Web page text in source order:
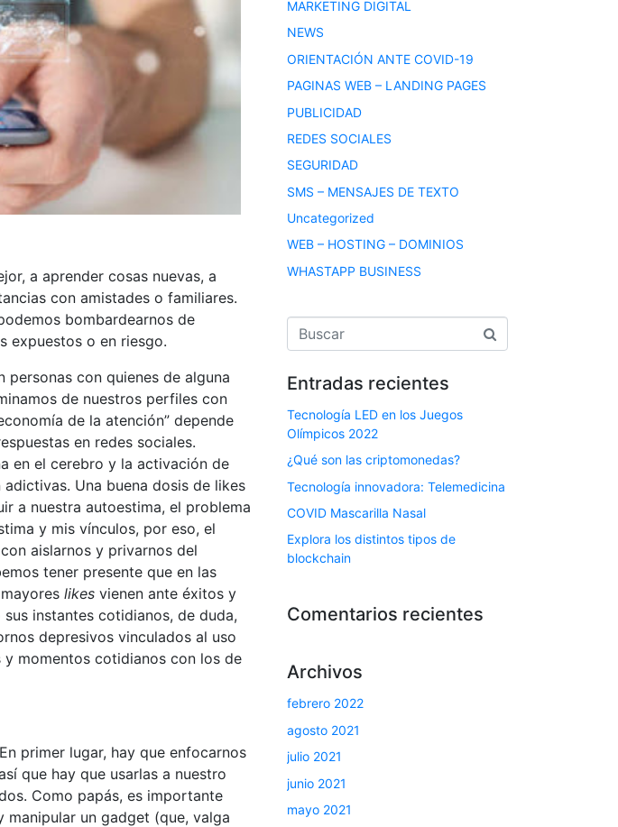
a aprender cosas nuevas, a
con amistades o familiares.
bombardearnos de
expuestos o en riesgo.
con quienes de alguna
de nuestros perfiles con
de la atención” depende
en redes sociales.
en el cerebro y la activación de
Una buena dosis de likes
a nuestra autoestima, el problema
y mis vínculos, por eso, el
aislarnos y privarnos del
tener presente que en las
likes vienen ante éxitos y
instantes cotidianos, de duda,
depresivos vinculados al uso
momentos cotidianos con los de
primer lugar, hay que enfocarnos
que hay que usarlas a nuestro
Como papás, es importante
manipular un gadget (que, valga
MARKETING DIGITAL
NEWS
ORIENTACIÓN ANTE COVID-19
PAGINAS WEB – LANDING PAGES
PUBLICIDAD
REDES SOCIALES
SEGURIDAD
SMS – MENSAJES DE TEXTO
Uncategorized
WEB – HOSTING – DOMINIOS
WHASTAPP BUSINESS
Entradas recientes
Tecnología LED en los Juegos
Olímpicos 2022
¿Qué son las criptomonedas?
Tecnología innovadora: Telemedicina
COVID Mascarilla Nasal
Explora los distintos tipos de
blockchain
Comentarios recientes
Archivos
febrero 2022
agosto 2021
julio 2021
junio 2021
mayo 2021